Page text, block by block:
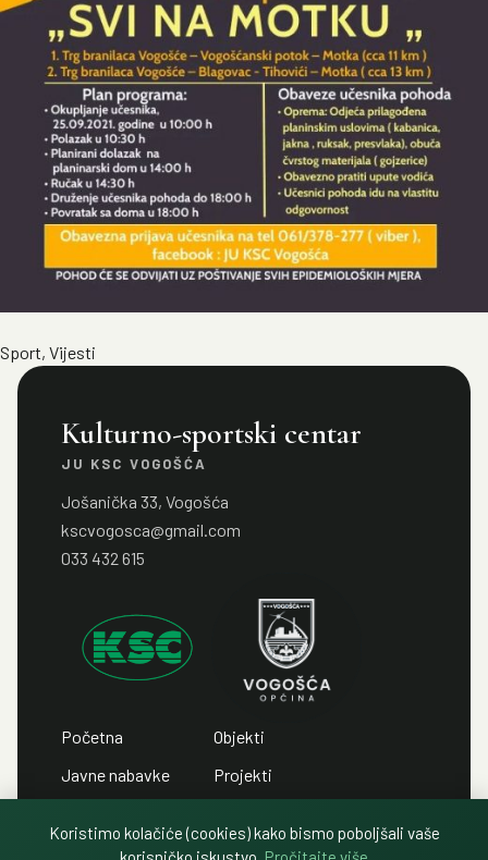
Sport, Vijesti
Kulturno-sportski centar
JU KSC VOGOŠĆA
Jošanička 33, Vogošća
kscvogosca@gmail.com
033 432 615
Početna
Javne nabavke
Javni oglasi
Objekti
Projekti
Politika privatnosti
Koristimo kolačiće (cookies) kako bismo poboljšali vaše